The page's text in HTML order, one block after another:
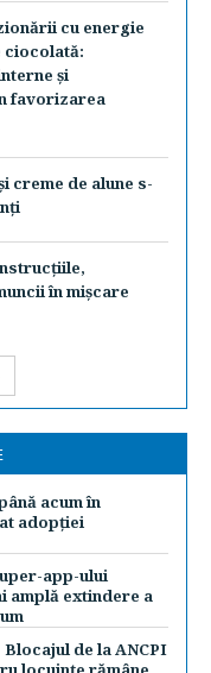
cu energie
ciocolată:
şi
favorizarea
creme de alune s-
în mişcare
acum în
adopției
app-ului
amplă extindere a
| Blocajul de la ANCPI